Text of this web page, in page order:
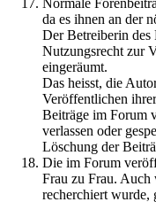
Normale
da es ihnen an der
Der Betreiberin des
Nutzungsrecht zur
eingeräumt.
Das heisst, die
Veröffentlichen
Beiträge im Forum
verlassen oder
Löschung der
Die im Forum
Frau zu Frau. Auch
recherchiert wurde,